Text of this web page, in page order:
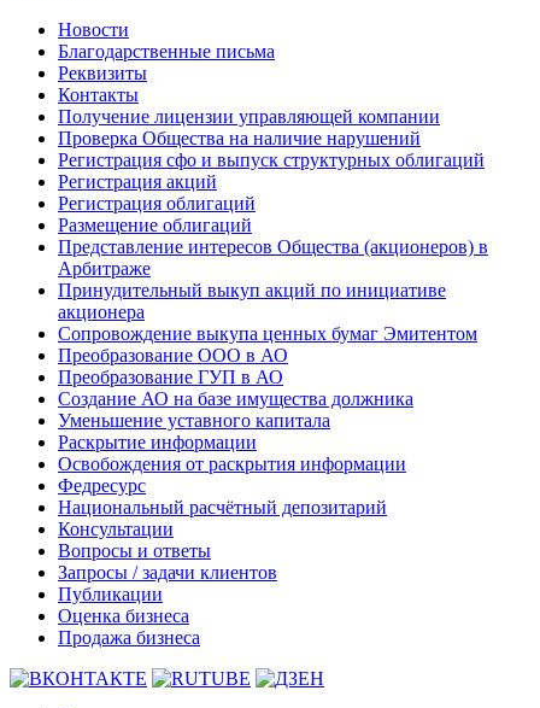
Новости
Благодарственные письма
Реквизиты
Контакты
Получение лицензии управляющей компании
Проверка Общества на наличие нарушений
Регистрация сфо и выпуск структурных облигаций
Регистрация акций
Регистрация облигаций
Размещение облигаций
Представление интересов Общества (акционеров) в
Арбитраже
Принудительный выкуп акций по инициативе
акционера
Сопровождение выкупа ценных бумаг Эмитентом
Преобразование ООО в АО
Преобразование ГУП в АО
Создание АО на базе имущества должника
Уменьшение уставного капитала
Раскрытие информации
Освобождения от раскрытия информации
Федресурс
Национальный расчётный депозитарий
Консультации
Вопросы и ответы
Запросы / задачи клиентов
Публикации
Оценка бизнеса
Продажа бизнеса